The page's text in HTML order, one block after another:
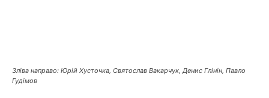
Зліва направо: Юрій Хусточка, Святослав Вакарчук, Денис Глінін, Павло
Гудімов